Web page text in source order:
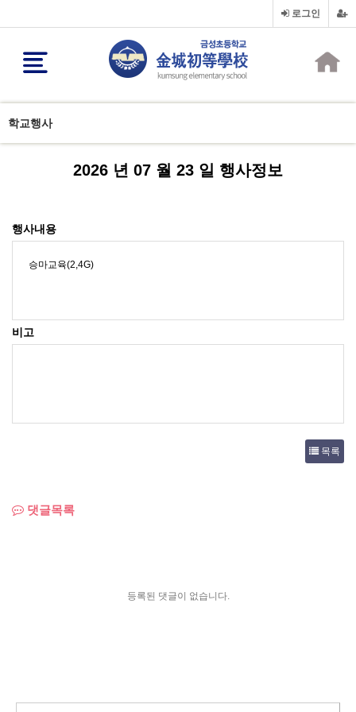
로그인
학교행사
2026 년 07 월 23 일 행사정보
행사내용
승마교육(2,4G)
비고
목록
댓글목록
등록된 댓글이 없습니다.